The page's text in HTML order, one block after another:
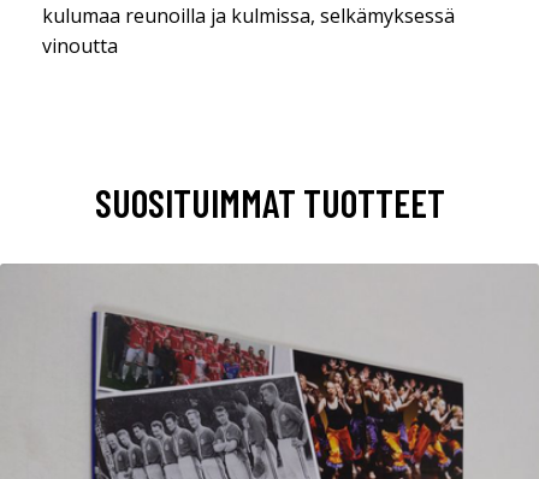
kulumaa reunoilla ja kulmissa, selkämyksessä
vinoutta
SUOSITUIMMAT TUOTTEET